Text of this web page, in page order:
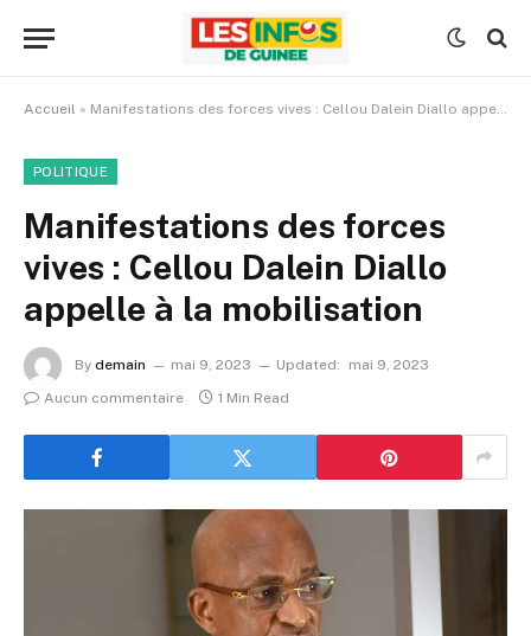
Accueil » Manifestations des forces vives : Cellou Dalein Diallo appelle à la mobilisation
POLITIQUE
Manifestations des forces
vives : Cellou Dalein Diallo
appelle à la mobilisation
By demain mai 9, 2023 Updated:
mai 9, 2023
Aucun commentaire
1 Min Read